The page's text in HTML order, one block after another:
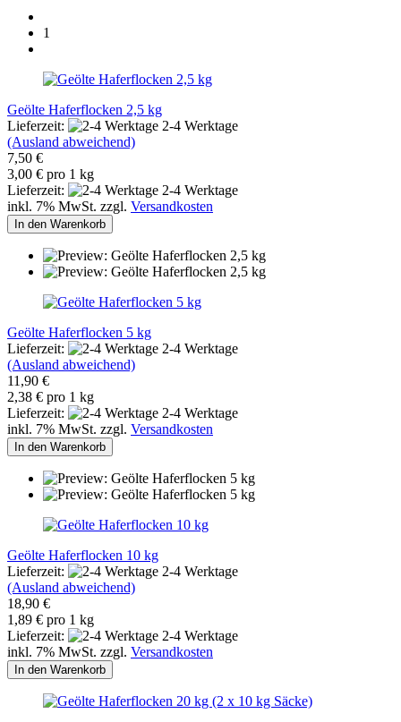
1
Geölte Haferflocken 2,5 kg
Lieferzeit:
2-4 Werktage
(Ausland abweichend)
7,50 €
3,00 € pro 1 kg
Lieferzeit:
2-4 Werktage
inkl. 7% MwSt. zzgl. Versandkosten
In den Warenkorb
Geölte Haferflocken 5 kg
Lieferzeit:
2-4 Werktage
(Ausland abweichend)
11,90 €
2,38 € pro 1 kg
Lieferzeit:
2-4 Werktage
inkl. 7% MwSt. zzgl. Versandkosten
In den Warenkorb
Geölte Haferflocken 10 kg
Lieferzeit:
2-4 Werktage
(Ausland abweichend)
18,90 €
1,89 € pro 1 kg
Lieferzeit:
2-4 Werktage
inkl. 7% MwSt. zzgl. Versandkosten
In den Warenkorb